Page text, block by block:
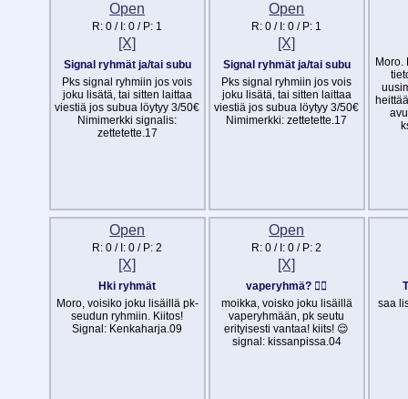
Open
R:0 / I:0 / P: 1
[X]
Signal ryhmät ja/tai subu
Pks signal ryhmiin jos vois
joku lisätä, tai sitten laittaa
viestiä jos subua löytyy 3/50€
Nimimerkki signalis:
zettetette.17
Open
R:0 / I:0 / P: 1
[X]
Signal ryhmät ja/tai subu
Pks signal ryhmiin jos vois
joku lisätä, tai sitten laittaa
viestiä jos subua löytyy 3/50€
Nimimerkki: zettetette.17
Moro.
Open
R:0 / I:0 / P:2
[X]
Hki ryhmät
Moro, voisiko joku lisäillä pk-
seudun ryhmiin. Kiitos!
Signal: Kenkaharja.09
Open
R:0 / I:0 / P:2
[X]
vaperyhmä? 🙂‍↕️
moikka, voisko joku lisäillä
vaperyhmään, pk seutu
erityisesti vantaa! kiits! 😌
signal: kissanpissa.04
saa